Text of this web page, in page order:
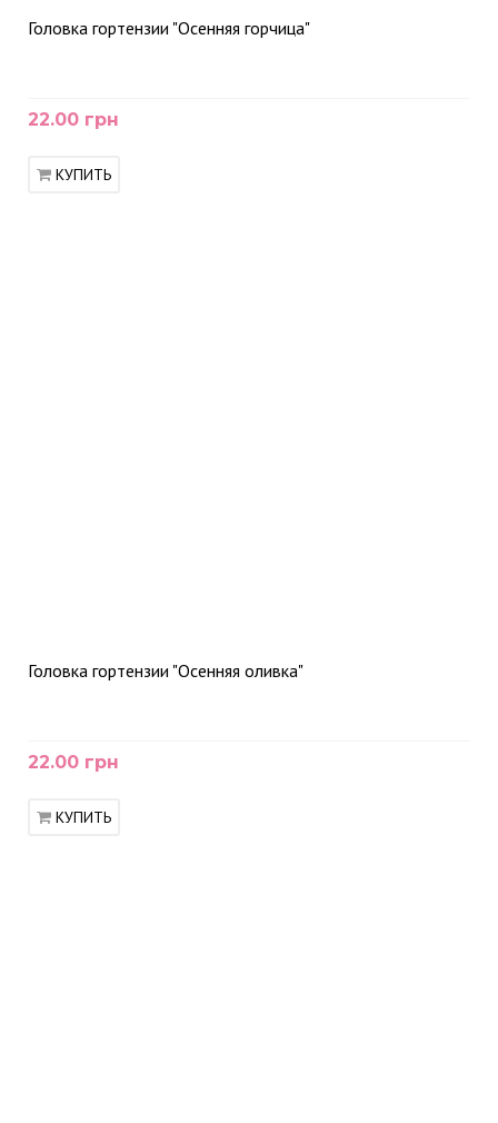
Головка гортензии "Осенняя горчица"
22.00 грн
КУПИТЬ
Головка гортензии "Осенняя оливка"
22.00 грн
КУПИТЬ